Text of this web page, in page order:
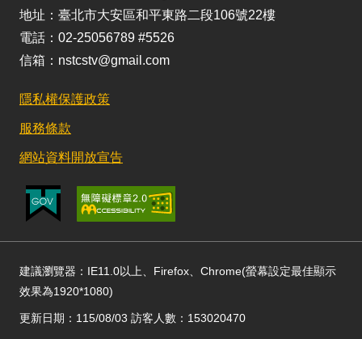
地址：臺北市大安區和平東路二段106號22樓
電話：02-25056789 #5526
信箱：nstcstv@gmail.com
隱私權保護政策
服務條款
網站資料開放宣告
建議瀏覽器：IE11.0以上、Firefox、Chrome(螢幕設定最佳顯示
效果為1920*1080)
更新日期：115/08/03 訪客人數：153020470